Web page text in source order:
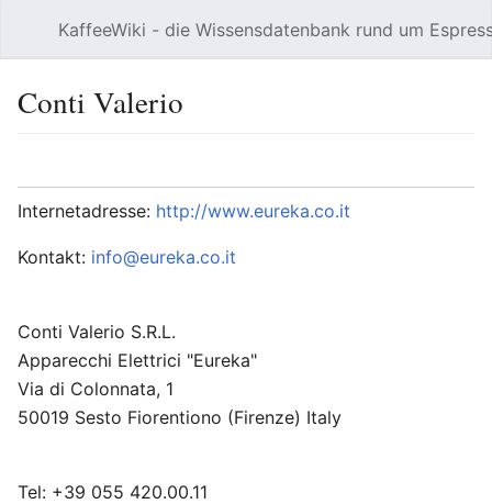
KaffeeWiki - die Wissensdatenbank rund um
Conti Valerio
Internetadresse: http://www.eureka.co.it
Kontakt: info@eureka.co.it
Conti Valerio S.R.L.
Apparecchi Elettrici "Eureka"
Via di Colonnata, 1
50019 Sesto Fiorentiono (Firenze) Italy
Tel: +39 055 420.00.11